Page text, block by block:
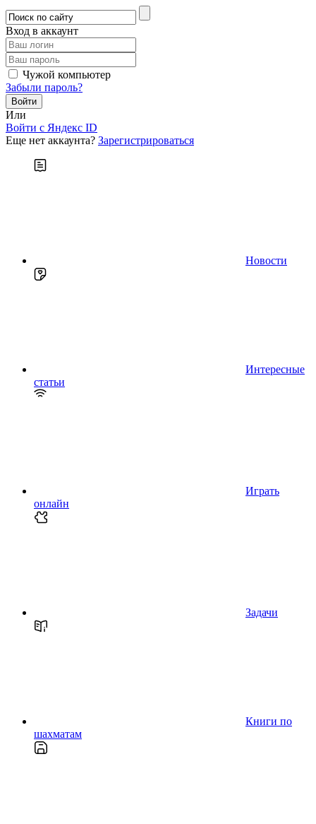
Вход в аккаунт
Чужой компьютер
Забыли пароль?
Или
Войти c Яндекс ID
Еще нет аккаунта? Зарегистрироваться
Новости
Интересные
статьи
Играть
онлайн
Задачи
Книги по
шахматам